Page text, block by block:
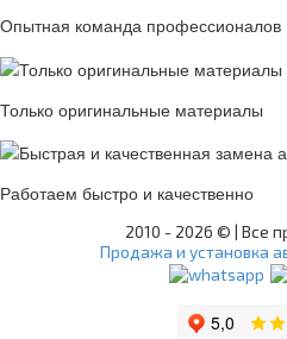
Опытная команда профессионалов
Только оригинальные материалы
Работаем быстро и качественно
2010 - 2026 © | Все
Продажа и установка